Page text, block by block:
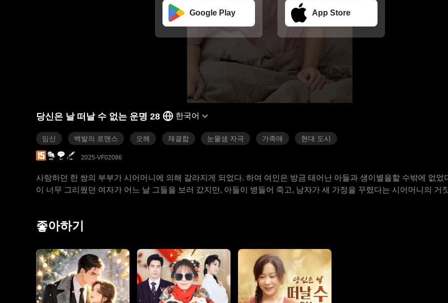
Google Play App Store
당신은 날 떠날 수 없는 운명 28 한국어
임신 백발의 로맨스 오해 재결합 눈물샘 자극 가족애 현대 도시
2025-VF02086
사랑하던 한 쌍의 부부가 시어머니에 의해 갈라지게 되었다. 하여 여인은 방금 태어난 아들과 생이별을할 수밖에 없었
이 너무 그리웠던 여자가 어느 날 그들을 보러 갔지만, 아들이 병들어 죽고, 남자가 새 가정을 꾸렸다는 시어머니의 거
자리에 모이게 된 것이다.
좋아하기